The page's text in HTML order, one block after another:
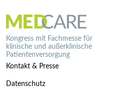
Kongress mit Fachmesse für
klinische und außerklinische
Patientenversorgung
Kontakt & Presse
Datenschutz